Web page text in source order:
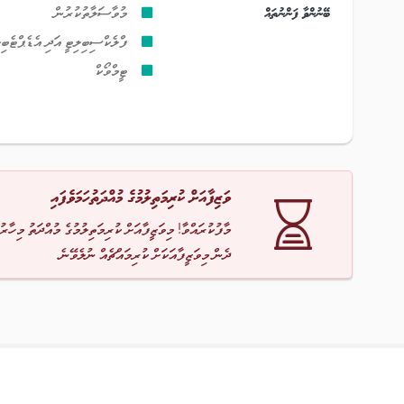
ބޭނުންވާ ފަންނުތައް
މުވާސަލާތުކުރުން
ފްލެކްސިބިލިޓީ އަދި
ޓީމްވޯކް
ވަޒިފާއަށް ކުރިމަތިލުމުގެ މުއްދަތުހަމަވެފައި
މާފުކުރައްވާ! މިވަޒީފާއަށް ކުރިމަތިލުމުގެ މުއްދަތު
ދެން މިވަޒީފާއަކަށް ކުރިމައްޗެއް ނުލެވޭނެ.